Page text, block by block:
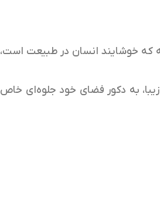
که خوشایند انسان در طبیعت است،
به دکور فضای خود جلوه‌ای خاص